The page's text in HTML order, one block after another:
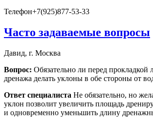
Телефон+7(925)877-53-33
Часто задаваемые вопросы
Давид, г. Москва
Вопрос: Обязательно ли перед прокладкой
дренажа делать уклоны в обе стороны от
Ответ специалиста Не обязательно, но
уклон позволит увеличить площадь
и одновременно уменьшить длину